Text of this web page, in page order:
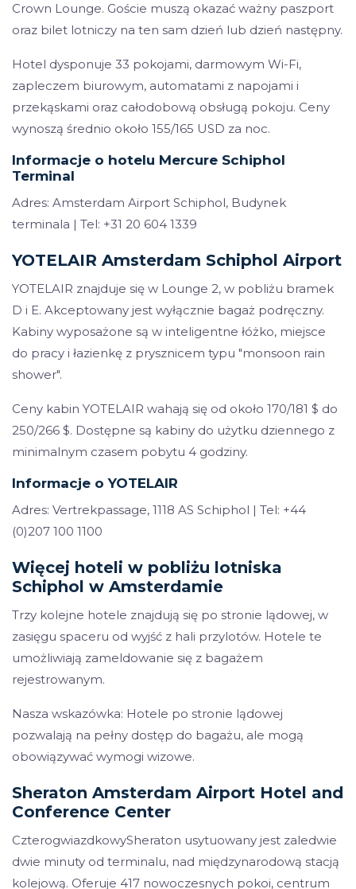
Crown Lounge. Goście muszą okazać ważny paszport
oraz bilet lotniczy na ten sam dzień lub dzień następny.
Hotel dysponuje 33 pokojami, darmowym Wi-Fi,
zapleczem biurowym, automatami z napojami i
przekąskami oraz całodobową obsługą pokoju. Ceny
wynoszą średnio około 155/165 USD za noc.
Informacje o hotelu Mercure Schiphol
Terminal
Adres: Amsterdam Airport Schiphol, Budynek
terminala | Tel: +31 20 604 1339
YOTELAIR Amsterdam Schiphol Airport
YOTELAIR znajduje się w Lounge 2, w pobliżu bramek
D i E. Akceptowany jest wyłącznie bagaż podręczny.
Kabiny wyposażone są w inteligentne łóżko, miejsce
do pracy i łazienkę z prysznicem typu "monsoon rain
shower".
Ceny kabin YOTELAIR wahają się od około 170/181 $ do
250/266 $. Dostępne są kabiny do użytku dziennego z
minimalnym czasem pobytu 4 godziny.
Informacje o YOTELAIR
Adres: Vertrekpassage, 1118 AS Schiphol | Tel: +44
(0)207 100 1100
Więcej hoteli w pobliżu lotniska
Schiphol w Amsterdamie
Trzy kolejne hotele znajdują się po stronie lądowej, w
zasięgu spaceru od wyjść z hali przylotów. Hotele te
umożliwiają zameldowanie się z bagażem
rejestrowanym.
Nasza wskazówka: Hotele po stronie lądowej
pozwalają na pełny dostęp do bagażu, ale mogą
obowiązywać wymogi wizowe.
Sheraton Amsterdam Airport Hotel and
Conference Center
CzterogwiazdkowySheraton usytuowany jest zaledwie
dwie minuty od terminalu, nad międzynarodową stacją
kolejową. Oferuje 417 nowoczesnych pokoi, centrum